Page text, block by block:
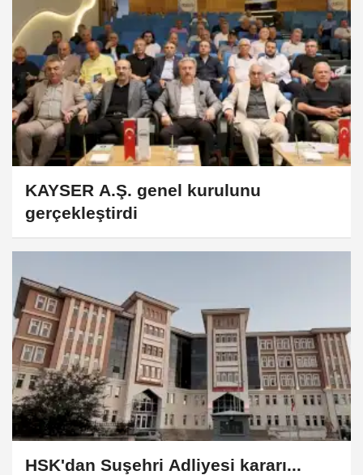
KAYSER A.Ş. genel kurulunu
gerçekleştirdi
HSK'dan Suşehri Adliyesi kararı...